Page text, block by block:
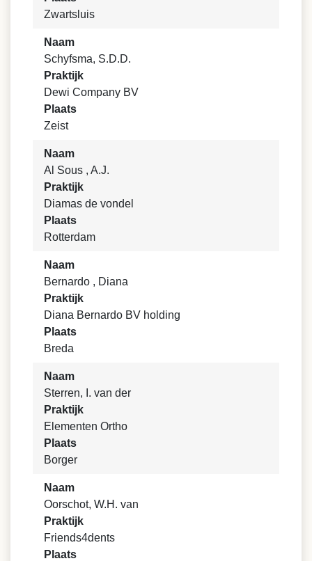
Zwartsluis
Naam
Schyfsma, S.D.D.
Praktijk
Dewi Company BV
Plaats
Zeist
Naam
Al Sous , A.J.
Praktijk
Diamas de vondel
Plaats
Rotterdam
Naam
Bernardo , Diana
Praktijk
Diana Bernardo BV holding
Plaats
Breda
Naam
Sterren, I. van der
Praktijk
Elementen Ortho
Plaats
Borger
Naam
Oorschot, W.H. van
Praktijk
Friends4dents
Plaats